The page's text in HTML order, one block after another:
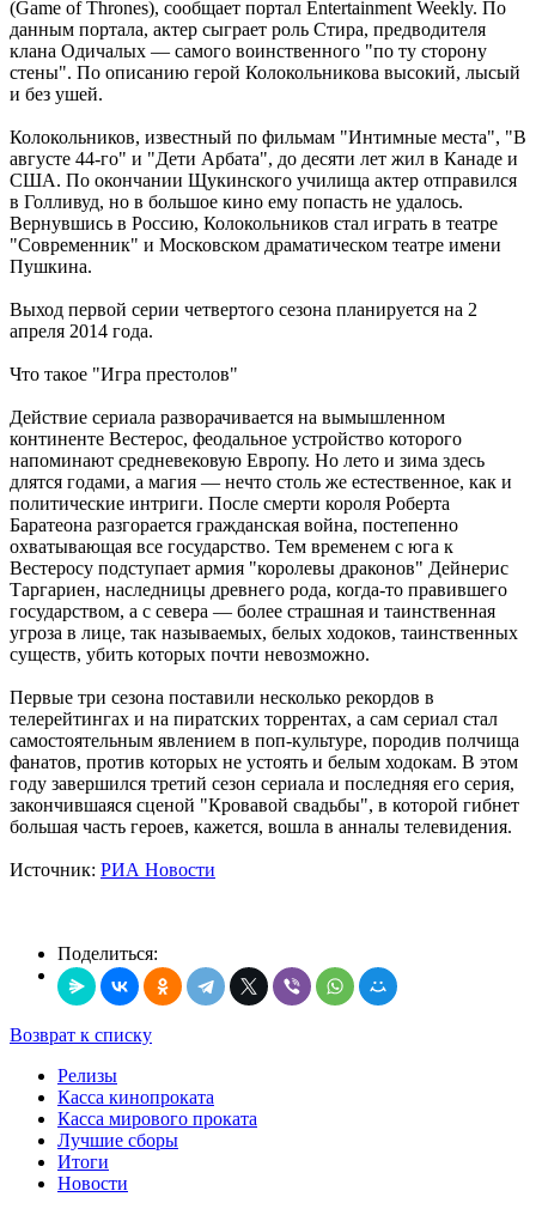
(Game of Thrones), сообщает портал Entertainment Weekly. По
данным портала, актер сыграет роль Стира, предводителя
клана Одичалых — самого воинственного "по ту сторону
стены". По описанию герой Колокольникова высокий, лысый
и без ушей.
Колокольников, известный по фильмам "Интимные места", "В
августе 44-го" и "Дети Арбата", до десяти лет жил в Канаде и
США. По окончании Щукинского училища актер отправился
в Голливуд, но в большое кино ему попасть не удалось.
Вернувшись в Россию, Колокольников стал играть в театре
"Современник" и Московском драматическом театре имени
Пушкина.
Выход первой серии четвертого сезона планируется на 2
апреля 2014 года.
Что такое "Игра престолов"
Действие сериала разворачивается на вымышленном
континенте Вестерос, феодальное устройство которого
напоминают средневековую Европу. Но лето и зима здесь
длятся годами, а магия — нечто столь же естественное, как и
политические интриги. После смерти короля Роберта
Баратеона разгорается гражданская война, постепенно
охватывающая все государство. Тем временем с юга к
Вестеросу подступает армия "королевы драконов" Дейнерис
Таргариен, наследницы древнего рода, когда-то правившего
государством, а с севера — более страшная и таинственная
угроза в лице, так называемых, белых ходоков, таинственных
существ, убить которых почти невозможно.
Первые три сезона поставили несколько рекордов в
телерейтингах и на пиратских торрентах, а сам сериал стал
самостоятельным явлением в поп-культуре, породив полчища
фанатов, против которых не устоять и белым ходокам. В этом
году завершился третий сезон сериала и последняя его серия,
закончившаяся сценой "Кровавой свадьбы", в которой гибнет
большая часть героев, кажется, вошла в анналы телевидения.
Источник: РИА Новости
Поделиться:
Возврат к списку
Релизы
Касса кинопроката
Касса мирового проката
Лучшие сборы
Итоги
Новости